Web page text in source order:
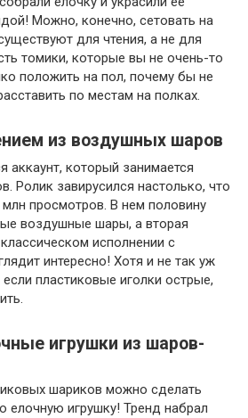
Можно, конечно, сетовать на
для чтения, а не для
томики, которые вы не очень-то
положить на пол, почему бы не
по местам на полках.
из воздушных шаров
аккаунт, который занимается
Ролик завирусился настолько, что
просмотров. В нем половину
воздушные шары, а вторая
исполнении с
интересно! Хотя и не так уж
пластиковые иголки острые,
игрушки из шаров-
шариков можно сделать
елочную игрушку! Тренд набрал